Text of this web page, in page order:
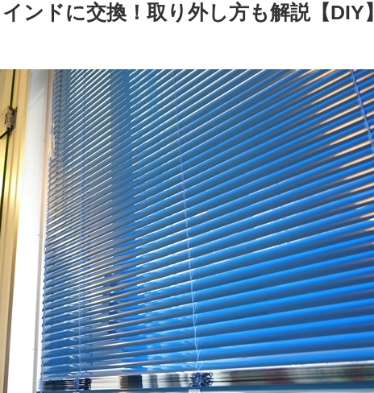
ンドに交換！取り外し方も解説【DIY】